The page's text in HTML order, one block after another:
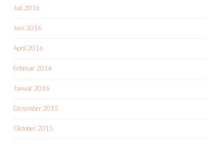
Juli 2016
Juni 2016
April 2016
Februar 2016
Januar 2016
Dezember 2015
Oktober 2015